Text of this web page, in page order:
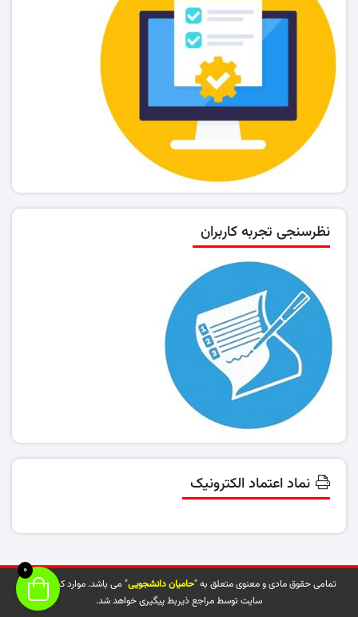
نظرسنجی تجربه کاربران
نماد اعتماد الکترونیک
تمامی حقوق مادی و معنوی متعلق به "حامیان دانشجویی" می باشد. موارد کپی شده از
سایت توسط مراجع ذیربط پیگیری خواهد شد.
0